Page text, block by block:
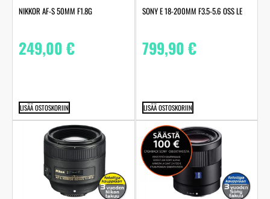
NIKKOR AF-S 50MM F1.8G
249,00€
LISÄÄ OSTOSKORIIN
SONY E 18-200MM F3.5-5.6 OSS LE
799,90€
LISÄÄ OSTOSKORIIN